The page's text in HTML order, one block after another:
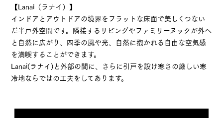
【Lanai（ラナイ）】
インドアとアウトドアの境界をフラットな床面で美しくつない
だ半戸外空間です。隣接するリビングやファミリーヌックが外へ
と自然に広がり、四季の風や光、自然に抱かれる自由な空気感
を満喫することができます。
Lanai(ラナイ)と外部の間に、さらに引戸を設け寒さの厳しい寒
冷地ならではの工夫をしてあります。